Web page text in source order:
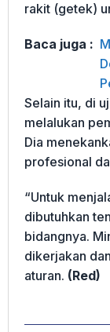
rakit (getek)
Baca juga :
Selain itu, di
melalukan
Dia
profesional
“Untuk
dibutuhkan
bidangnya.
dikerjakan
aturan. (Red)